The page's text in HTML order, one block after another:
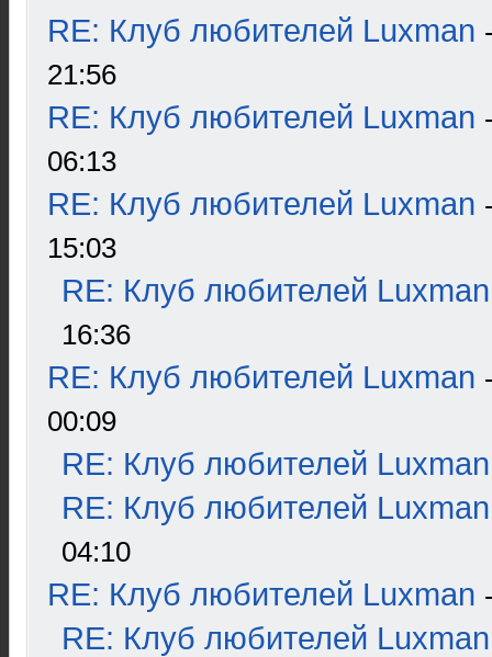
RE: Клуб любителей Luxman
21:56
RE: Клуб любителей Luxman
06:13
RE: Клуб любителей Luxman
15:03
RE: Клуб любителей Luxman
16:36
RE: Клуб любителей Luxman
00:09
RE: Клуб любителей Luxman
RE: Клуб любителей Luxman
04:10
RE: Клуб любителей Luxman
RE: Клуб любителей Luxman